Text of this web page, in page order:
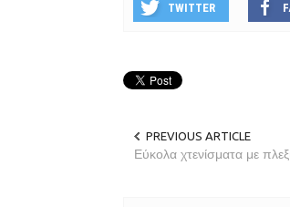
TWITTER
PREVIOUS ARTICLE
Εύκολα χτενίσματα με